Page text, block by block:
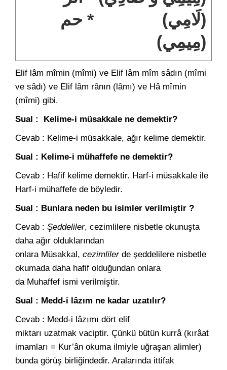
(لَامِي) * حم
(مِيمِي)
Elif lâm mîmin (mîmi) ve Elif lâm mîm sâdın (mîmi
ve sâdı) ve Elif lâm rânın (lâmı) ve Hâ mîmin
(mîmi) gibi.
Sual : Kelime-i müsakkale ne demektir?
Cevab : Kelime-i müsakkale, ağır kelime demektir.
Sual : Kelime-i mühaffefe ne demektir?
Cevab : Hafif kelime demektir. Harf-i müsakkale ile
Harf-i mühaffefe de böyledir.
Sual : Bunlara neden bu isimler verilmiştir ?
Cevab : Şeddeliler, cezimlilere nisbetle okunuşta
daha ağır olduklarından
onlara Müsakkal, cezimlilerde şeddelilere nisbetle
okumada daha hafif olduğundan onlara
da Muhaffef ismi verilmiştir.
Sual : Medd-i lâzım ne kadar uzatılır?
Cevab : Medd-i lâzımı dört elif
miktarı uzatmak vaciptir. Çünkü bütün kurrâ (kırâat
imamları = Kur’ân okuma ilmiyle uğraşan alimler)
bunda görüş birliğindedir. Aralarında ittifak